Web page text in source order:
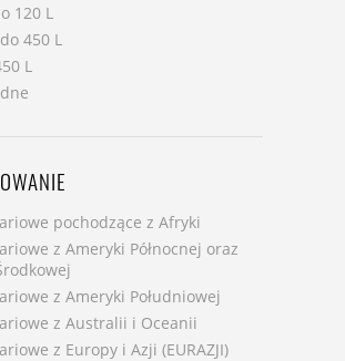
120 L
450 L
L
pochodzące z Afryki
z Ameryki Północnej oraz
z Ameryki Południowej
z Australii i Oceanii
z Europy i Azji (EURAZJI)